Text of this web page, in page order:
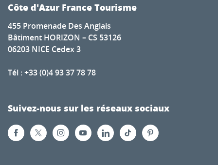
Côte d'Azur France Tourisme
455 Promenade Des Anglais
Bâtiment HORIZON – CS 53126
06203 NICE Cedex 3
Tél : +33 (0)4 93 37 78 78
Suivez-nous sur les réseaux sociaux